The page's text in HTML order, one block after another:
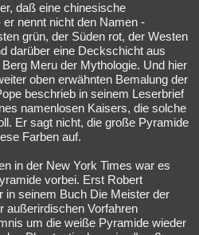
daß eine chinesische
nennt nicht den Namen -
grün, der Süden rot, der Westen
darüber eine Deckschicht aus
Meru der Mythologie. Und hier
oben erwähnten Bemalung der
beschrieb in seinem Leserbrief
namenlosen Kaisers, die solche
Er sagt nicht, die große Pyramide
Farben auf.
in der New York Times war es
vorbei. Erst Robert
in seinem Buch Die Meister der
außerirdischen Vorfahren
um die weiße Pyramide wieder